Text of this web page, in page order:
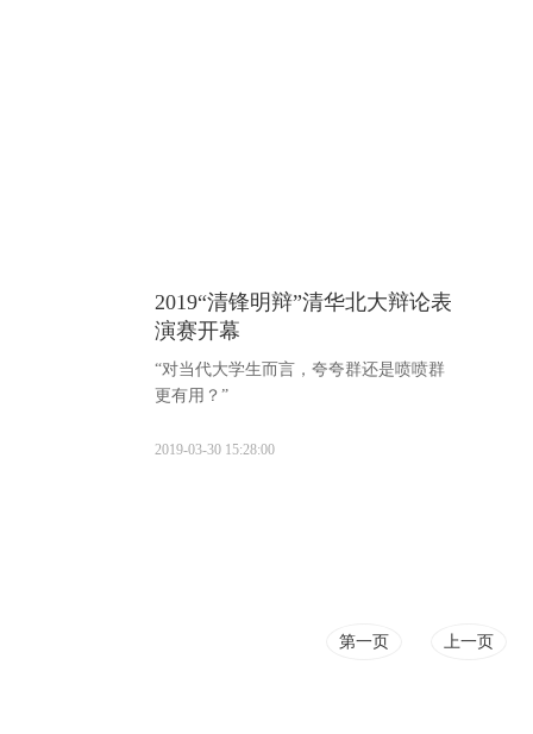
2019“清锋明辩”清华北大辩论表
演赛开幕
“对当代大学生而言，夸夸群还是喷喷群
更有用？”
2019-03-30 15:28:00
第一页 上一页